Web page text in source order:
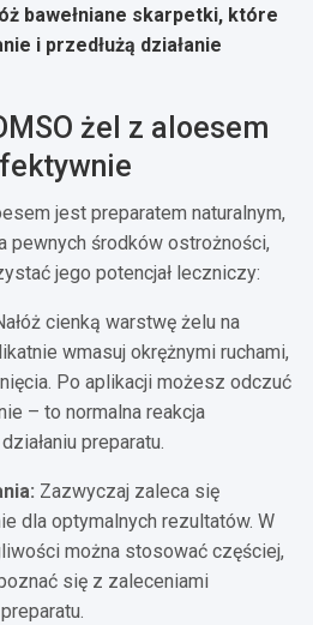
bawełniane skarpetki, które
i przedłużą działanie
żel z aloesem
jest preparatem naturalnym,
pewnych środków ostrożności,
jego potencjał leczniczy:
cienką warstwę żelu na
wmasuj okrężnymi ruchami,
Po aplikacji możesz odczuć
– to normalna reakcja
preparatu.
Zazwyczaj zaleca się
dla optymalnych rezultatów. W
można stosować częściej,
się z zaleceniami